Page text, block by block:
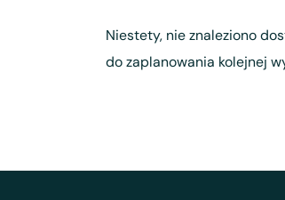
Niestety, nie znaleziono
do zaplanowania kolejnej